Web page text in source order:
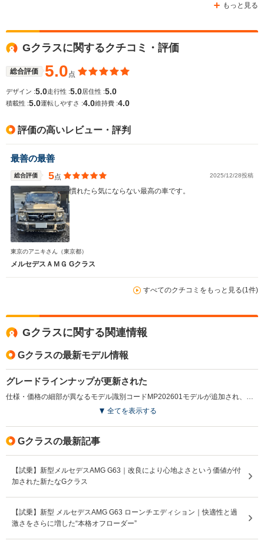
もっと見る
Gクラスに関するクチコミ・評価
総合評価 5.0 点
デザイン :5.0走行性 :5.0居住性 :5.0
積載性 :5.0運転しやすさ :4.0維持費 :4.0
評価の高いレビュー・評判
最善の最善
総合評価 5点 2025/12/28投稿
慣れたら気にならない最高の車です。
東京のアニキさん （東京都）
メルセデスＡＭＧ Gクラス
すべてのクチコミをもっと見る(1件)
Gクラスに関する関連情報
Gクラスの最新モデル情報
グレードラインナップが更新された
仕様・価格の細部が異なるモデル識別コードMP202601モデルが追加され、詳細な装備内容の見直しなどが行われている。（2025.11）
全てを表示する
Gクラスの最新記事
【試乗】新型メルセデスAMG G63｜改良により心地よさという価値が付
加された新たなGクラス
【試乗】新型 メルセデスAMG G63 ローンチエディション｜快適性と過
激さをさらに増した“本格オフローダー”